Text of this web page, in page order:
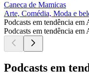
Caneca de Mamicas
Arte, Comédia, Moda e
Podcasts em tendência em
Podcasts em tendência em
Podcasts em